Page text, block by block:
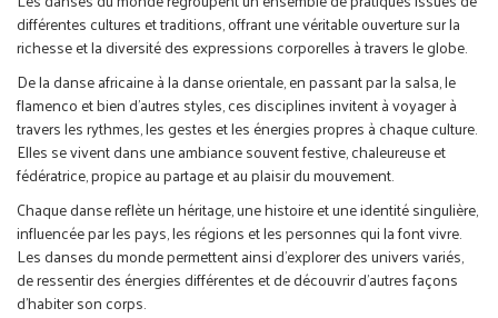
différentes cultures et traditions, offrant une véritable ouverture sur la
richesse et la diversité des expressions corporelles à travers le globe.
De la danse africaine à la danse orientale, en passant par la salsa, le
flamenco et bien d’autres styles, ces disciplines invitent à voyager à
travers les rythmes, les gestes et les énergies propres à chaque culture.
Elles se vivent dans une ambiance souvent festive, chaleureuse et
fédératrice, propice au partage et au plaisir du mouvement.
Chaque danse reflète un héritage, une histoire et une identité singulière,
influencée par les pays, les régions et les personnes qui la font vivre.
Les danses du monde permettent ainsi d’explorer des univers variés,
de ressentir des énergies différentes et de découvrir d’autres façons
d’habiter son corps.